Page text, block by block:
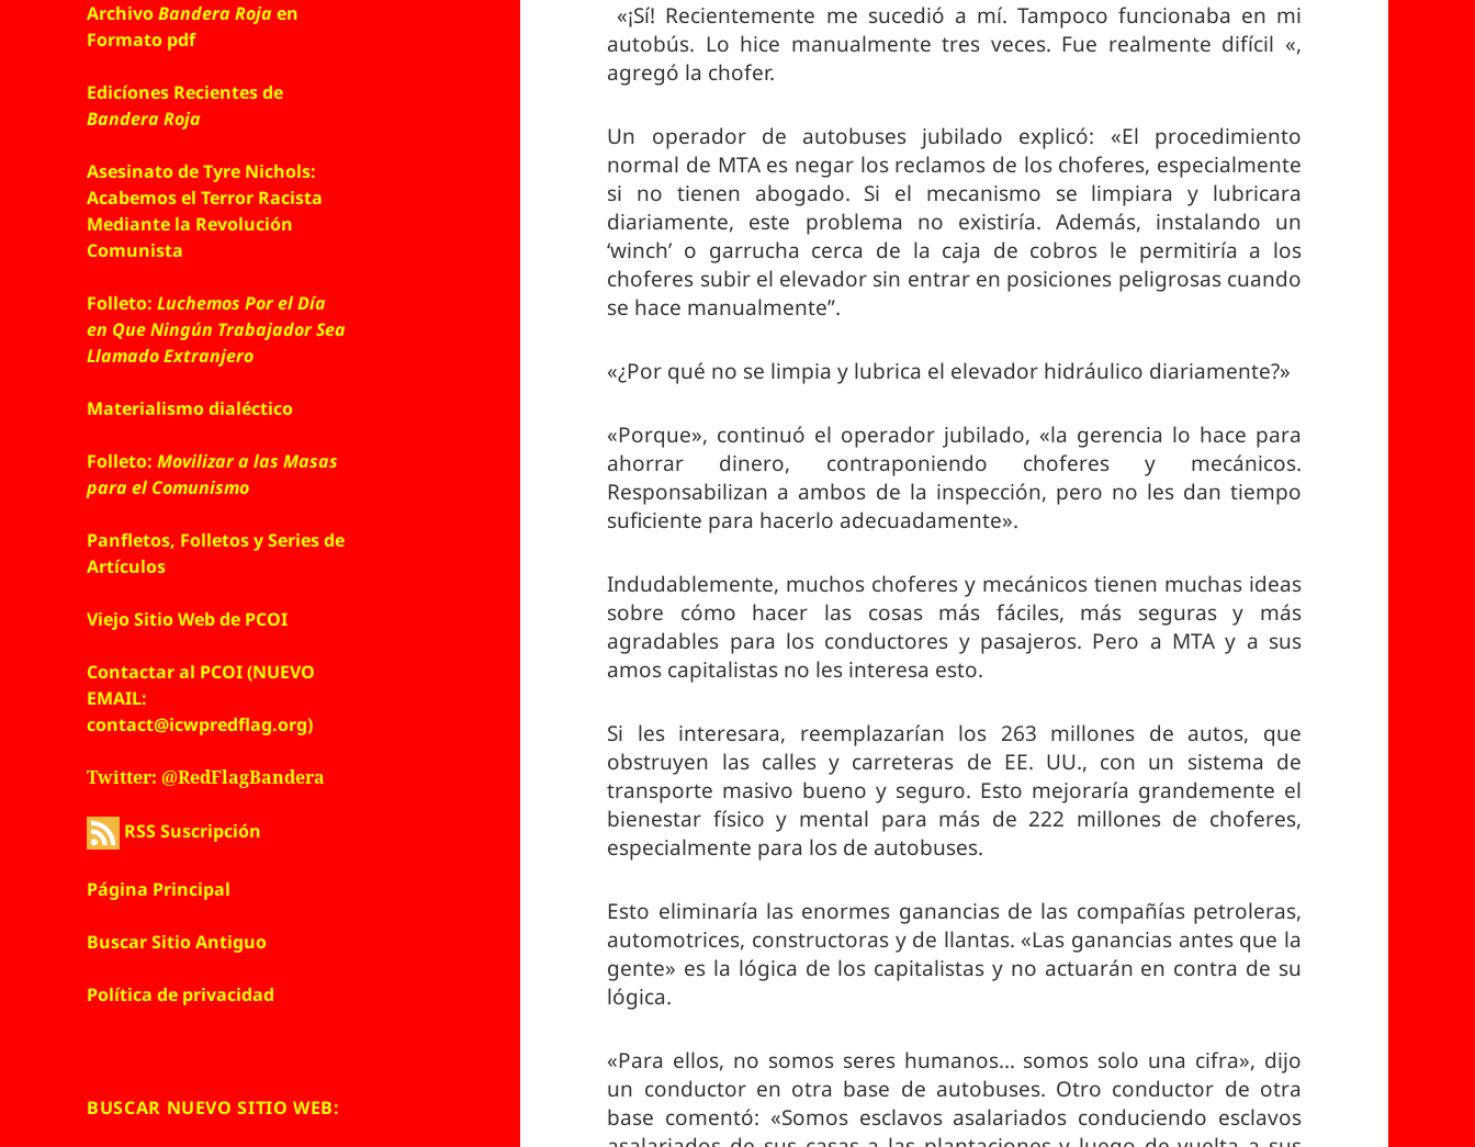
ArchivoBandera Rojaen
Formato pdf
Edicíones Recientes de
Bandera Roja
Asesinato de Tyre Nichols:
Acabemos el Terror Racista
Mediante la Revolución
Comunista
Folleto:Luchemos Por el Día
en Que Ningún Trabajador Sea
Llamado Extranjero
Materialismo dialéctico
Folleto:Movilizar a las Masas
para el Comunismo
Panfletos, Folletos y Series de
Artículos
Viejo Sitio Web de PCOI
Contactar al PCOI (NUEVO
EMAIL:
contact@icwpredflag.org)
Twitter: @RedFlagBandera
RSS Suscripción
Página Principal
Buscar Sitio Antiguo
Política de privacidad
BUSCAR NUEVO SITIO WEB:
«¡Sí! Recientemente me sucedió a mí. Tampoco funcionaba en mi
autobús. Lo hice manualmente tres veces. Fue realmente difícil «,
agregó la chofer.
Un operador de autobuses jubilado explicó: «El procedimiento
normal de MTA es negar los reclamos de los choferes, especialmente
si no tienen abogado. Si el mecanismo se limpiara y lubricara
diariamente, este problema no existiría. Además, instalando un
‘winch’ o garrucha cerca de la caja de cobros le permitiría a los
choferes subir el elevador sin entrar en posiciones peligrosas cuando
se hace manualmente”.
«¿Por qué no se limpia y lubrica el elevador hidráulico diariamente?»
«Porque», continuó el operador jubilado, «la gerencia lo hace para
ahorrar dinero, contraponiendo choferes y mecánicos.
Responsabilizan a ambos de la inspección, pero no les dan tiempo
suficiente para hacerlo adecuadamente».
Indudablemente, muchos choferes y mecánicos tienen muchas ideas
sobre cómo hacer las cosas más fáciles, más seguras y más
agradables para los conductores y pasajeros. Pero a MTA y a sus
amos capitalistas no les interesa esto.
Si les interesara, reemplazarían los 263 millones de autos, que
obstruyen las calles y carreteras de EE. UU., con un sistema de
transporte masivo bueno y seguro. Esto mejoraría grandemente el
bienestar físico y mental para más de 222 millones de choferes,
especialmente para los de autobuses.
Esto eliminaría las enormes ganancias de las compañías petroleras,
automotrices, constructoras y de llantas. «Las ganancias antes que la
gente» es la lógica de los capitalistas y no actuarán en contra de su
lógica.
«Para ellos, no somos seres humanos… somos solo una cifra», dijo
un conductor en otra base de autobuses. Otro conductor de otra
base comentó: «Somos esclavos asalariados conduciendo esclavos